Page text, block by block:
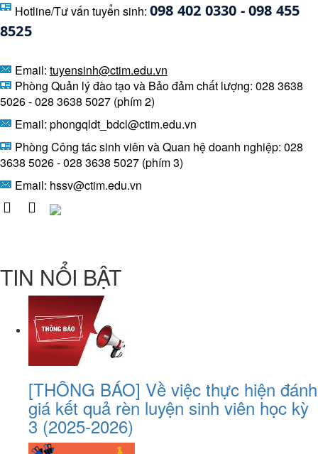
Hotline/Tư vấn tuyển sinh: 098 402 0330 - 098 455
8525
Email: tuyensinh@ctim.edu.vn
Phòng Quản lý đào tạo và Bảo đảm chất lượng: 028 3638
5026 - 028 3638 5027 (phím 2)
Email: phongqldt_bdcl@ctim.edu.vn
Phòng Công tác sinh viên và Quan hệ doanh nghiệp: 028
3638 5026 - 028 3638 5027 (phím 3)
Email: hssv@ctim.edu.vn
TIN NỔI BẬT
[THÔNG BÁO] Về việc thực hiện đánh
giá kết quả rèn luyện sinh viên học kỳ
3 (2025-2026)